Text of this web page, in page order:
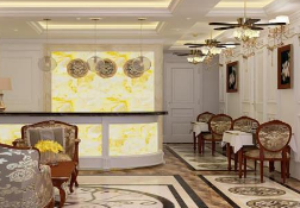
17 18 19 20
24 25 26 27
31